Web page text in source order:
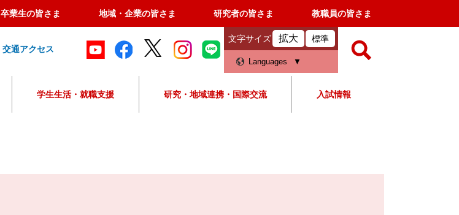
卒業生の皆さま 地域・企業の皆さま 研究者の皆さま 教職員の皆さま
交通アクセス
文字サイズ 拡大 標準
Languages
l
学生生活・就職支援 研究・地域連携・国際交流 入試情報